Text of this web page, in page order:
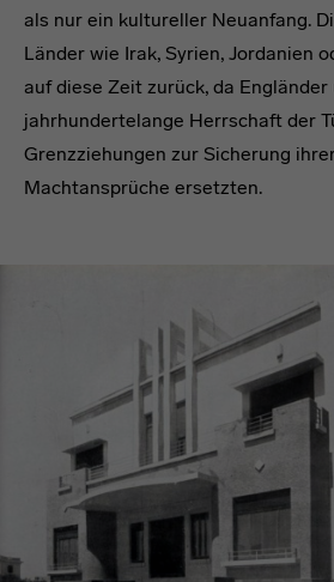
als nur ein kultureller Neuanfang.
Länder wie Irak, Syrien, Jordanien
auf diese Zeit zurück, da
jahrhundertelange Herrschaft der
Grenzziehungen zur Sicherung
Machtansprüche ersetzten.